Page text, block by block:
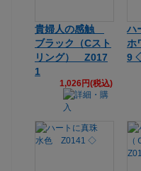
貴婦人の感触
ブラック（Cスト
リング） Z017
1
1,026円(税込)
ハ
ホ
9